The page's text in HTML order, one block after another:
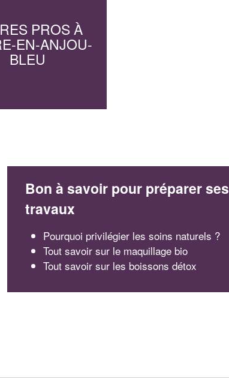
PROS À
EN-ANJOU-
BLEU
Bon à savoir pour préparer ses
travaux
Pourquoi privilégier les soins naturels ?
Tout savoir sur le maquillage bio
Tout savoir sur les boissons détox